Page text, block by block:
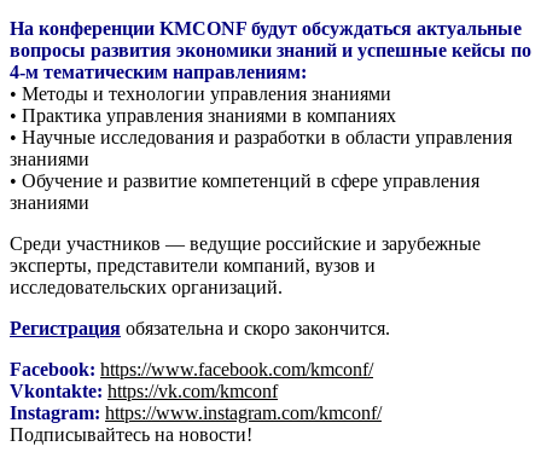
На конференции KMCONF будут обсуждаться актуальные
вопросы развития экономики знаний и успешные кейсы по
4-м тематическим направлениям:
• Методы и технологии управления знаниями
• Практика управления знаниями в компаниях
• Научные исследования и разработки в области управления
знаниями
• Обучение и развитие компетенций в сфере управления
знаниями
Среди участников — ведущие российские и зарубежные
эксперты, представители компаний, вузов и
исследовательских организаций.
Регистрация обязательна и скоро закончится.
Facebook: https://www.facebook.com/kmconf/
Vkontakte: https://vk.com/kmconf
Instagram: https://www.instagram.com/kmconf/
Подписывайтесь на новости!